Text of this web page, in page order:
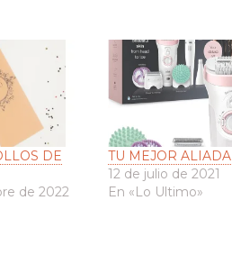
DE
de 2022
TU MEJOR ALIADA
12 de julio de 2021
En «Lo Ultimo»